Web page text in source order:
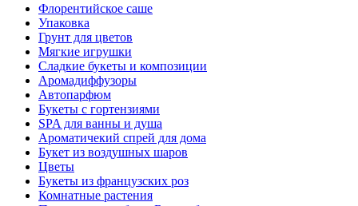
Флорентийское саше
Упаковка
Грунт для цветов
Мягкие игрушки
Сладкие букеты и композиции
Аромадиффузоры
Автопарфюм
Букеты с гортензиями
SPA для ванны и душа
Ароматичекий спрей для дома
Букет из воздушных шаров
Цветы
Букеты из французских роз
Комнатные растения